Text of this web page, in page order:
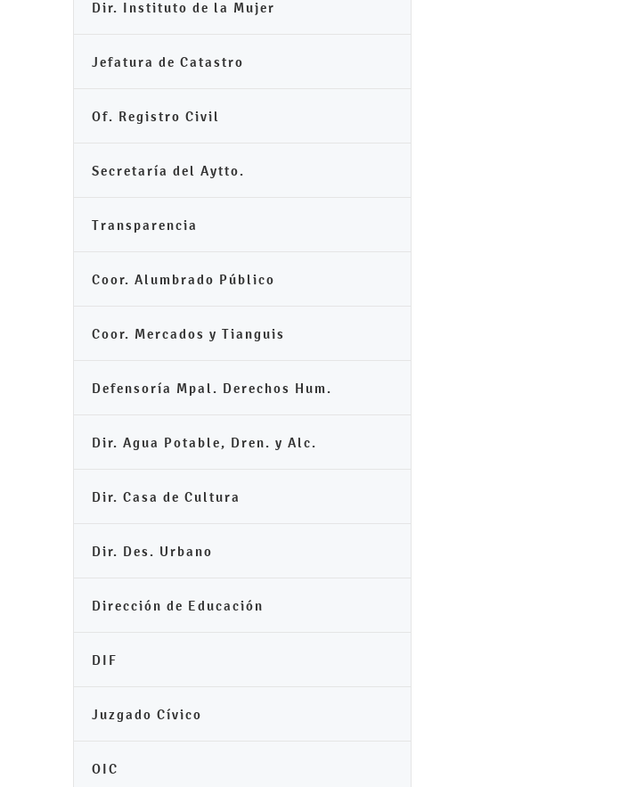
Dir. Instituto de la Mujer
Jefatura de Catastro
Of. Registro Civil
Secretaría del Aytto.
Transparencia
Coor. Alumbrado Público
Coor. Mercados y Tianguis
Defensoría Mpal. Derechos Hum.
Dir. Agua Potable, Dren. y Alc.
Dir. Casa de Cultura
Dir. Des. Urbano
Dirección de Educación
DIF
Juzgado Cívico
OIC